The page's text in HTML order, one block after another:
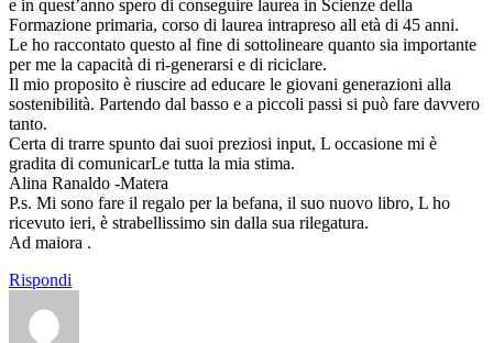
e in quest’anno spero di conseguire laurea in Scienze della
Formazione primaria, corso di laurea intrapreso all età di 45 anni.
Le ho raccontato questo al fine di sottolineare quanto sia importante
per me la capacità di ri-generarsi e di riciclare.
Il mio proposito è riuscire ad educare le giovani generazioni alla
sostenibilità. Partendo dal basso e a piccoli passi si può fare davvero
tanto.
Certa di trarre spunto dai suoi preziosi input, L occasione mi è
gradita di comunicarLe tutta la mia stima.
Alina Ranaldo -Matera
P.s. Mi sono fare il regalo per la befana, il suo nuovo libro, L ho
ricevuto ieri, è strabellissimo sin dalla sua rilegatura.
Ad maiora .
Rispondi